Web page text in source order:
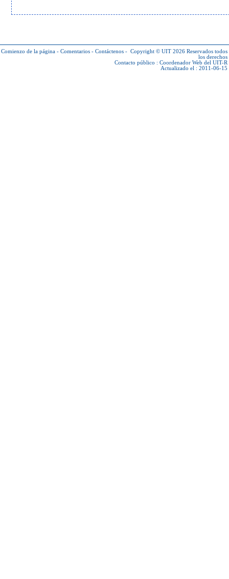
Comienzo de la página - Comentarios - Contáctenos - Copyright © UIT 2026 Reservados todos
los derechos
Contacto público : Coordenador Web del UIT-R
Actualizado el : 2011-06-15